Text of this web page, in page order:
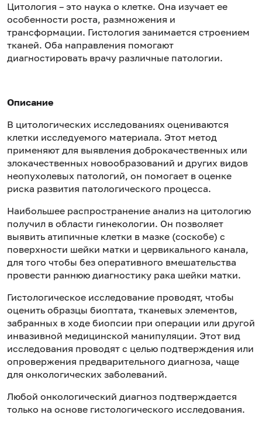
Цитология – это наука о клетке. Она изучает ее
особенности роста, размножения и
трансформации. Гистология занимается строением
тканей. Оба направления помогают
диагностировать врачу различные патологии.
Описание
В цитологических исследованиях оцениваются
клетки исследуемого материала. Этот метод
применяют для выявления доброкачественных или
злокачественных новообразований и других видов
неопухолевых патологий, он помогает в оценке
риска развития патологического процесса.
Наибольшее распространение анализ на цитологию
получил в области гинекологии. Он позволяет
выявить атипичные клетки в мазке (соскобе) с
поверхности шейки матки и цервикального канала,
для того чтобы без оперативного вмешательства
провести раннюю диагностику рака шейки матки.
Гистологическое исследование проводят, чтобы
оценить образцы биоптата, тканевых элементов,
забранных в ходе биопсии при операции или другой
инвазивной медицинской манипуляции. Этот вид
исследования проводят с целью подтверждения или
опровержения предварительного диагноза, чаще
для онкологических заболеваний.
Любой онкологический диагноз подтверждается
только на основе гистологического исследования.